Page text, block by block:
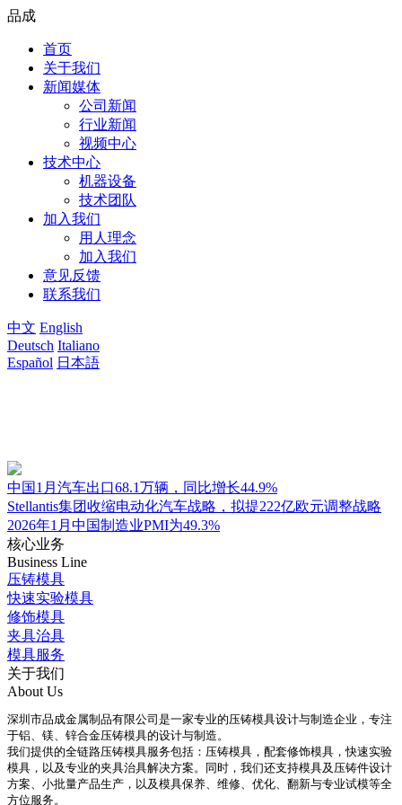
品成
首页
关于我们
新闻媒体
公司新闻
行业新闻
视频中心
技术中心
机器设备
技术团队
加入我们
用人理念
加入我们
意见反馈
联系我们
中文 English
Deutsch Italiano
Español 日本語
中国1月汽车出口68.1万辆，同比增长44.9%
Stellantis集团收缩电动化汽车战略，拟提222亿欧元调整战略
2026年1月中国制造业PMI为49.3%
核心业务
Business Line
压铸模具
快速实验模具
修饰模具
夹具治具
模具服务
关于我们
About Us
深圳市品成金属制品有限公司是一家专业的压铸模具设计与制造企业，专注
于铝、镁、锌合金压铸模具的设计与制造。
我们提供的全链路压铸模具服务包括：压铸模具，配套修饰模具，快速实验
模具，以及专业的夹具治具解决方案。同时，我们还支持模具及压铸件设计
方案、小批量产品生产，以及模具保养、维修、优化、翻新与专业试模等全
方位服务。